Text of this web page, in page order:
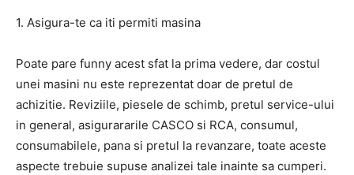
1. Asigura-te ca iti permiti masina
Poate pare funny acest sfat la prima vedere, dar costul
unei masini nu este reprezentat doar de pretul de
achizitie. Reviziile, piesele de schimb, pretul service-ului
in general, asigurararile CASCO si RCA, consumul,
consumabilele, pana si pretul la revanzare, toate aceste
aspecte trebuie supuse analizei tale inainte sa cumperi.